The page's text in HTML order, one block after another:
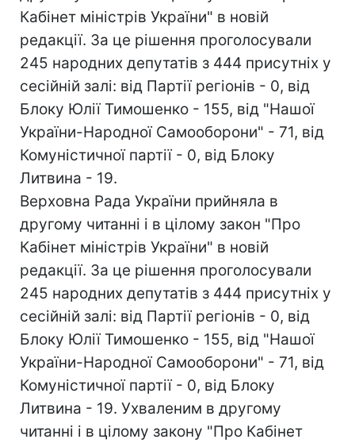
Кабінет міністрів України" в новій
редакції. За це рішення проголосували
245 народних депутатів з 444 присутніх у
сесійній залі: від Партії регіонів - 0, від
Блоку Юлії Тимошенко - 155, від "Нашої
України-Народної Самооборони" - 71, від
Комуністичної партії - 0, від Блоку
Литвина - 19.
Верховна Рада України прийняла в
другому читанні і в цілому закон "Про
Кабінет міністрів України" в новій
редакції. За це рішення проголосували
245 народних депутатів з 444 присутніх у
сесійній залі: від Партії регіонів - 0, від
Блоку Юлії Тимошенко - 155, від "Нашої
України-Народної Самооборони" - 71, від
Комуністичної партії - 0, від Блоку
Литвина - 19. Ухваленим в другому
читанні і в цілому закону "Про Кабінет